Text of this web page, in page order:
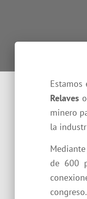
Relaves
minero
la
de 600
congreso.